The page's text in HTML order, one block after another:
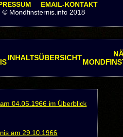
EMAIL-KONTAKT
© Mondfinsternis.info 2018
INHALTSÜBERSICHT
04.05.1966 im Überblick
am 29.10.1966